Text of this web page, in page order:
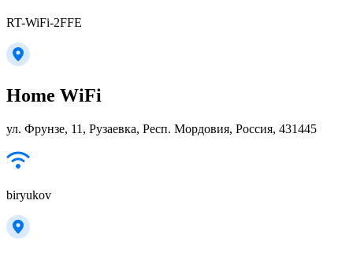
RT-WiFi-2FFE
Home WiFi
ул. Фрунзе, 11, Рузаевка, Респ. Мордовия, Россия, 431445
biryukov